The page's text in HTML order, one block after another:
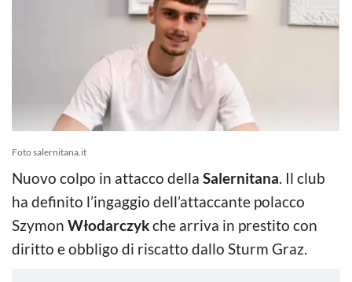
Foto salernitana.it
Nuovo colpo in attacco della Salernitana. Il club
ha definito l’ingaggio dell’attaccante polacco
Szymon Włodarczykche arriva in prestito con
diritto e obbligo di riscatto dallo Sturm Graz.